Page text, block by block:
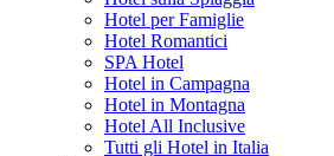
Hotel per Famiglie
Hotel Romantici
SPA Hotel
Hotel in Campagna
Hotel in Montagna
Hotel All Inclusive
Tutti gli Hotel in Italia